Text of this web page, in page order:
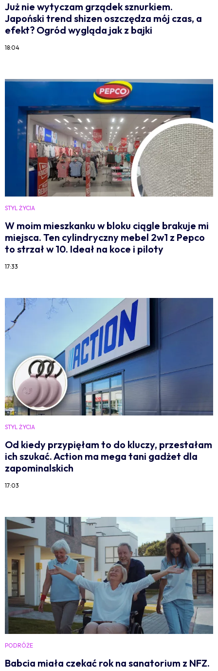
Już nie wytyczam grządek sznurkiem.
Japoński trend shizen oszczędza mój czas, a
efekt? Ogród wygląda jak z bajki
18:04
STYL ŻYCIA
W moim mieszkanku w bloku ciągle brakuje mi
miejsca. Ten cylindryczny mebel 2w1 z Pepco
to strzał w 10. Ideał na koce i piloty
17:33
STYL ŻYCIA
Od kiedy przypięłam to do kluczy, przestałam
ich szukać. Action ma mega tani gadżet dla
zapominalskich
17:03
PODRÓŻE
Babcia miała czekać rok na sanatorium z NFZ.